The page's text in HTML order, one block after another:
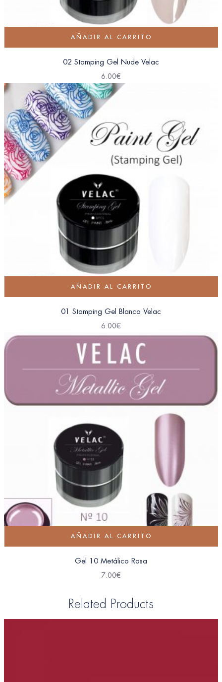
AÑADIR AL CARRITO
02 Stamping Gel Nude Velac
6.00€
AÑADIR AL CARRITO
01 Stamping Gel Blanco Velac
6.00€
AÑADIR AL CARRITO
Gel 10 Metálico Rosa
7.00€
Related Products